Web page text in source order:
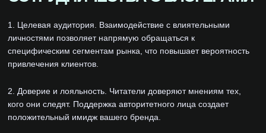
1. Целевая аудитория. Взаимодействие с влиятельными
личностями позволяет напрямую обращаться к
специфическим сегментам рынка, что повышает вероятность
привлечения клиентов.
2. Доверие и лояльность. Читатели доверяют мнениям тех,
кого они следят. Поддержка авторитетного лица создает
положительный имидж вашего бренда.